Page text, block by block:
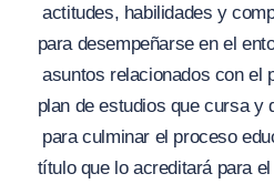
actitudes, habilidades y
para desempeñarse en el
asuntos relacionados con el
plan de estudios que cursa y
para culminar el proceso
título que lo acreditará para